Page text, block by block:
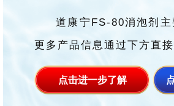
道康宁FS-80消泡剂
更多产品信息通过下方直接
点击进一步了解